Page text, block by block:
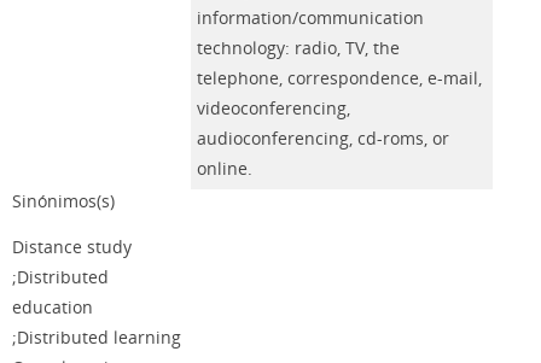
information/communication
technology: radio, TV, the
telephone, correspondence, e-mail,
videoconferencing,
audioconferencing, cd-roms, or
online.
Sinónimos(s)
Distance study
;Distributed
education
;Distributed learning